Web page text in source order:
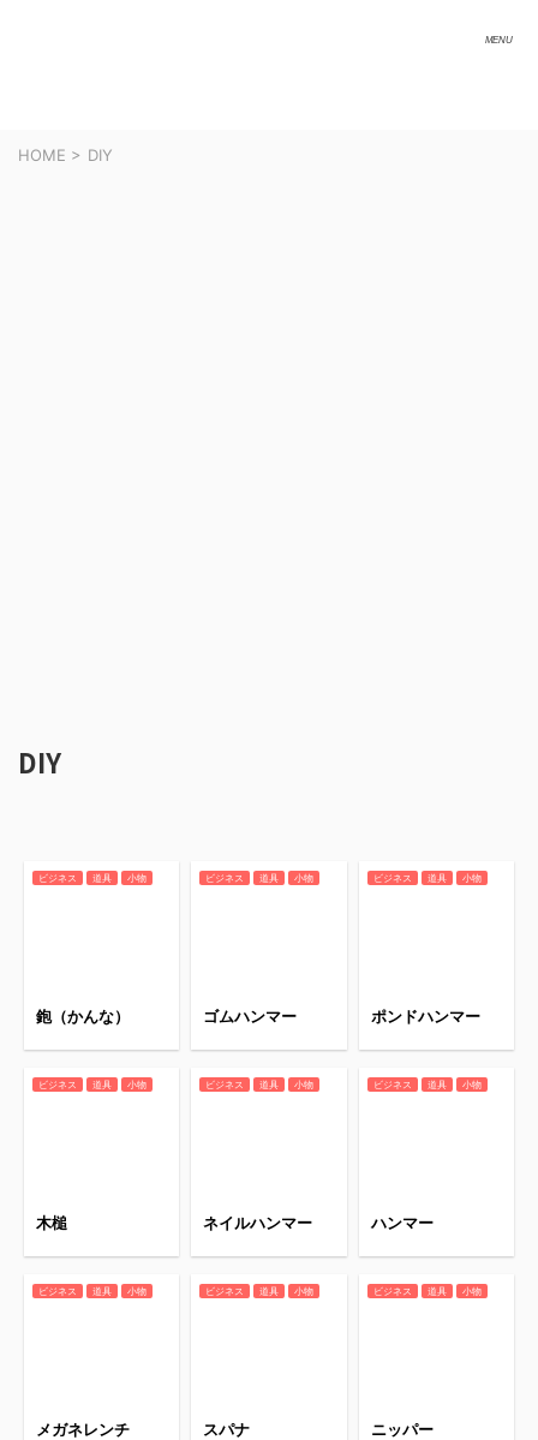
HOME > DIY
DIY
ビジネス 道具 小物
鉋（かんな）
ビジネス 道具 小物
ゴムハンマー
ビジネス 道具 小物
ポンドハンマー
ビジネス 道具 小物
木槌
ビジネス 道具 小物
ネイルハンマー
ビジネス 道具 小物
ハンマー
ビジネス 道具 小物
メガネレンチ
ビジネス 道具 小物
スパナ
ビジネス 道具 小物
ニッパー